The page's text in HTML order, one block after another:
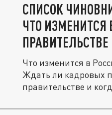
СПИСОК
ЧТО ИЗМЕНИТСЯ
Что изменится в
Ждать ли кадровых
правительстве и